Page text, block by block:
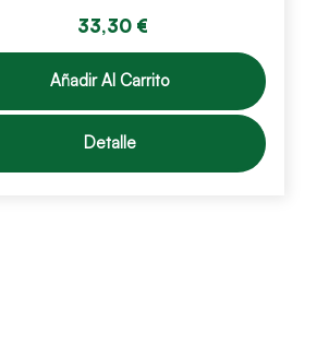
33,30 €
Añadir Al Carrito
Detalle